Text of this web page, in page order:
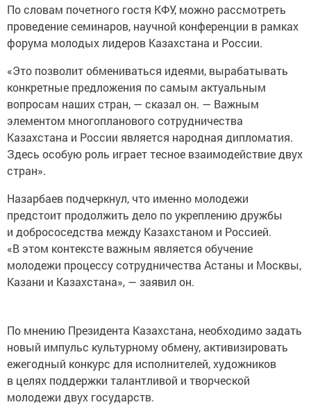
По словам почетного гостя КФУ, можно рассмотреть
проведение семинаров, научной конференции в рамках
форума молодых лидеров Казахстана и России.
«Это позволит обмениваться идеями, вырабатывать
конкретные предложения по самым актуальным
вопросам наших стран, — сказал он. — Важным
элементом многопланового сотрудничества
Казахстана и России является народная дипломатия.
Здесь особую роль играет тесное взаимодействие двух
стран».
Назарбаев подчеркнул, что именно молодежи
предстоит продолжить дело по укреплению дружбы
и добрососедства между Казахстаном и Россией.
«В этом контексте важным является обучение
молодежи процессу сотрудничества Астаны и Москвы,
Казани и Казахстана», — заявил он.
По мнению Президента Казахстана, необходимо задать
новый импульс культурному обмену, активизировать
ежегодный конкурс для исполнителей, художников
в целях поддержки талантливой и творческой
молодежи двух государств.